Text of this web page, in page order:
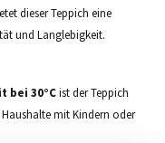
dieser Teppich eine
und Langlebigkeit.
bei 30°Cist der Teppich
mit Kindern oder